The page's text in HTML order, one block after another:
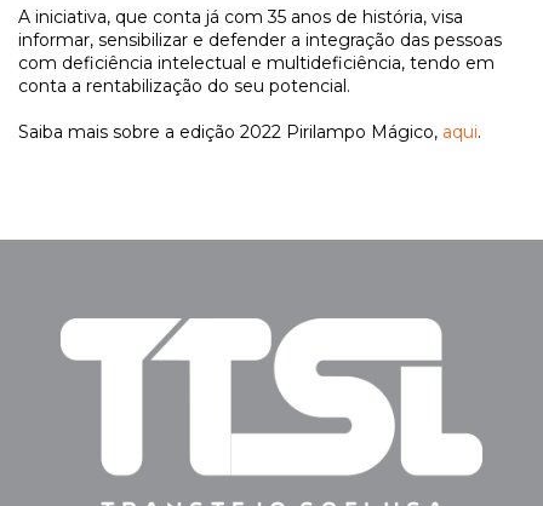
A iniciativa, que conta já com 35 anos de história, visa
informar, sensibilizar e defender a integração das pessoas
com deficiência intelectual e multideficiência, tendo em
conta a rentabilização do seu potencial.
Saiba mais sobre a edição 2022 Pirilampo Mágico, aqui.